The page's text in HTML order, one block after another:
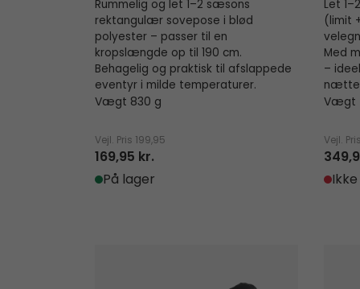
Rummelig og let 1–2 sæsons
rektangulær sovepose i blød
polyester – passer til en
kropslængde op til 190 cm.
Behagelig og praktisk til afslappede
eventyr i milde temperaturer.
Vægt 830 g
Vejl. Pris 199,95
169,95 kr.
På lager
Let
(limit
Med
–
Vægt
Vejl.